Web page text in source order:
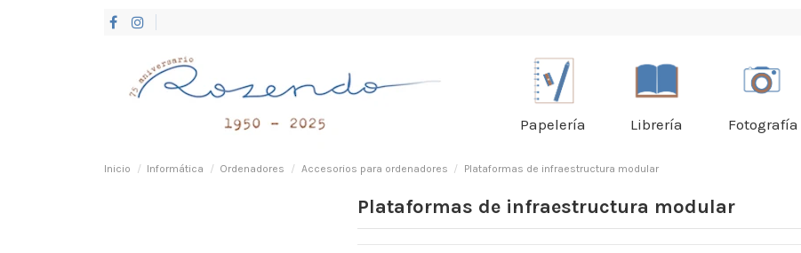
Papelería Librería Fotografía
Inicio Informática Ordenadores Accesorios para ordenadores Plataformas de infraestructura modular
Plataformas de infraestructura modular